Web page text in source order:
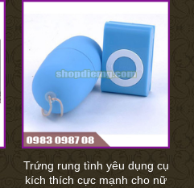
Trứng rung tình yêu dụng cụ
kích thích cực mạnh cho nữ